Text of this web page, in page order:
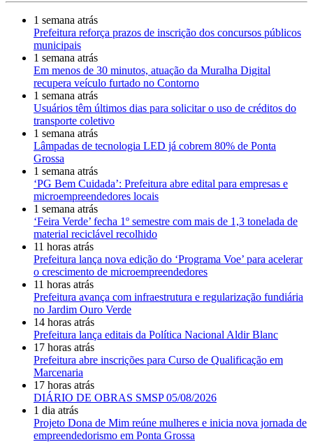
1 semana atrás
Prefeitura reforça prazos de inscrição dos concursos públicos
municipais
1 semana atrás
Em menos de 30 minutos, atuação da Muralha Digital
recupera veículo furtado no Contorno
1 semana atrás
Usuários têm últimos dias para solicitar o uso de créditos do
transporte coletivo
1 semana atrás
Lâmpadas de tecnologia LED já cobrem 80% de Ponta
Grossa
1 semana atrás
‘PG Bem Cuidada’: Prefeitura abre edital para empresas e
microempreendedores locais
1 semana atrás
‘Feira Verde’ fecha 1º semestre com mais de 1,3 tonelada de
material reciclável recolhido
11 horas atrás
Prefeitura lança nova edição do ‘Programa Voe’ para acelerar
o crescimento de microempreendedores
11 horas atrás
Prefeitura avança com infraestrutura e regularização fundiária
no Jardim Ouro Verde
14 horas atrás
Prefeitura lança editais da Política Nacional Aldir Blanc
17 horas atrás
Prefeitura abre inscrições para Curso de Qualificação em
Marcenaria
17 horas atrás
DIÁRIO DE OBRAS SMSP 05/08/2026
1 dia atrás
Projeto Dona de Mim reúne mulheres e inicia nova jornada de
empreendedorismo em Ponta Grossa